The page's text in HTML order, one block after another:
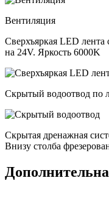
Вентиляция
Сверхъяркая LED лента
на 24V. Яркость 6000K
Скрытый водоотвод по
Скрытая дренажная
Внизу столба